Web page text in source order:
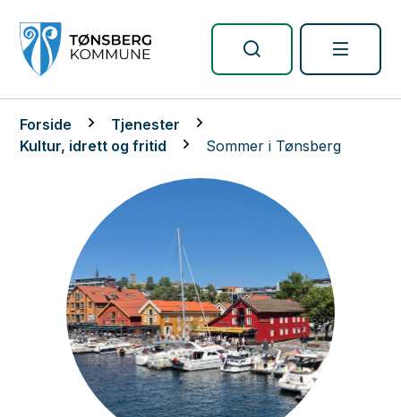
Du er her:
Forside
Tjenester
Kultur, idrett og fritid
Sommer i Tønsberg